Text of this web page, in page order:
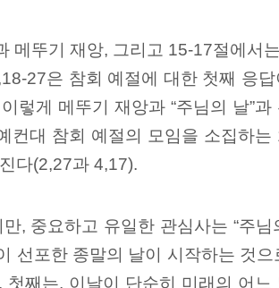
뚜기 재앙, 그리고 15-17절에서는
27은 참회 예절에 대한 첫째 응
렇게 메뚜기 재앙과 “주님의 날”과
대 참회 예절의 모임을 소집하는
다(2,27과 4,17).
, 중요하고 유일한 관심사는 “주님
선포한 종말의 날이 시작하는 것으
째는, 이날이 단순히 미래의 어느